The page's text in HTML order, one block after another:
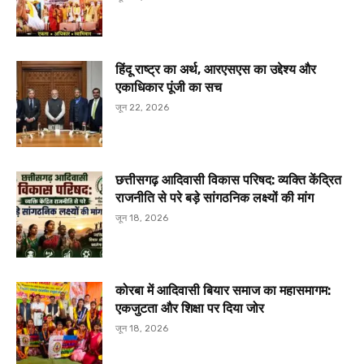
हिंदू राष्ट्र का अर्थ, आरएसएस का उद्देश्य और
एकाधिकार पूंजी का सच
जून 22, 2026
छत्तीसगढ़ आदिवासी विकास परिषद: व्यक्ति केंद्रित
राजनीति से परे बड़े सांगठनिक लक्ष्यों की मांग
जून 18, 2026
कोरबा में आदिवासी बियार समाज का महासमागम:
एकजुटता और शिक्षा पर दिया जोर
जून 18, 2026